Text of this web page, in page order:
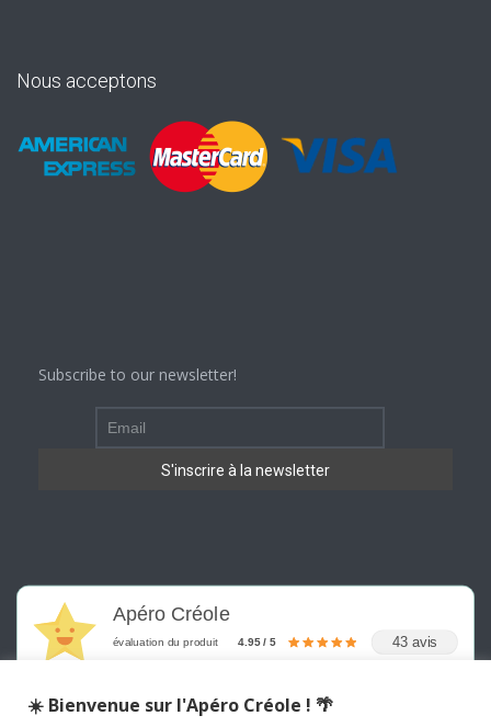
Nous acceptons
Subscribe to our newsletter!
Apéro Créole
évaluation du produit 4.95 / 5 43 avis
☀️ Bienvenue sur l'Apéro Créole ! 🌴